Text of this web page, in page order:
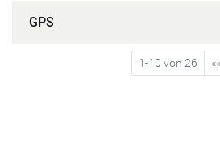
GPS
1-10 von 26 ««